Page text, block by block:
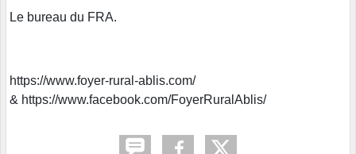
Le bureau du FRA.
https://www.foyer-rural-ablis.com/
& https://www.facebook.com/FoyerRuralAblis/